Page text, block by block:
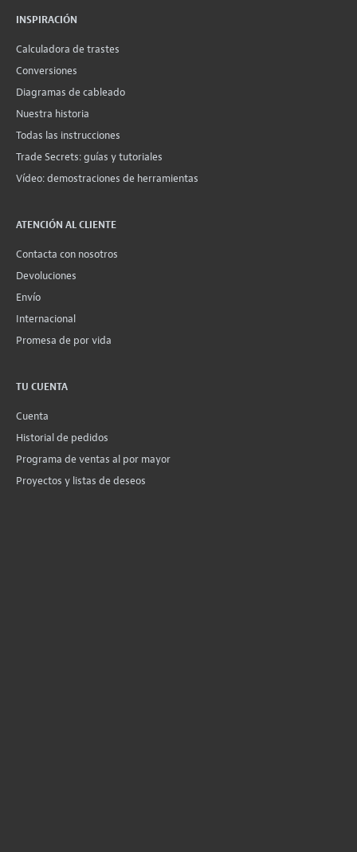
INSPIRACIÓN
Calculadora de trastes
Conversiones
Diagramas de cableado
Nuestra historia
Todas las instrucciones
Trade Secrets: guías y tutoriales
Vídeo: demostraciones de herramientas
ATENCIÓN AL CLIENTE
Contacta con nosotros
Devoluciones
Envío
Internacional
Promesa de por vida
TU CUENTA
Cuenta
Historial de pedidos
Programa de ventas al por mayor
Proyectos y listas de deseos